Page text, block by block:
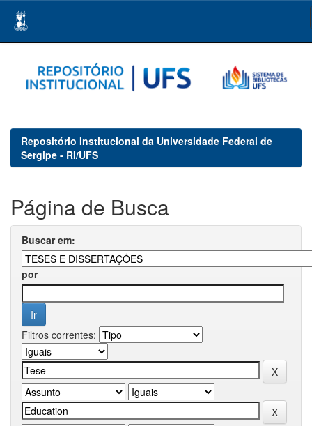
navigation
Repositório Institucional da Universidade Federal de
Sergipe - RI/UFS
Página de Busca
Buscar em:
por
Filtros correntes: